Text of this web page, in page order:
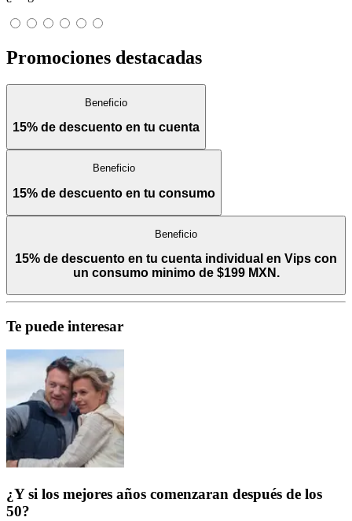
Promociones destacadas
Beneficio
15% de descuento en tu cuenta
Beneficio
15% de descuento en tu consumo
Beneficio
15% de descuento en tu cuenta individual en Vips con
un consumo minimo de $199 MXN.
Te puede interesar
¿Y si los mejores años comenzaran después de los
50?